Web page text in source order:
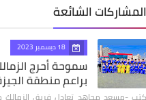
المشاركات الشائعة
18 ديسمبر 2023
سموحة أحرج
براعم منطقة